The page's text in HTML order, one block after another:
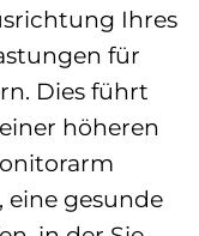
Ihres
für
Dies führt
höheren
gesunde